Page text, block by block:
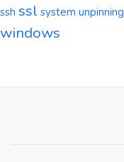
ssh ssl system unpinning
windows